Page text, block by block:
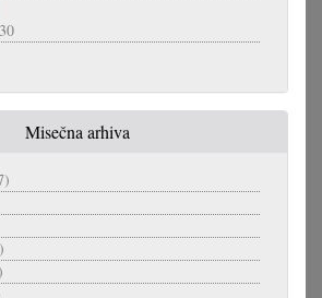
Misečna arhiva